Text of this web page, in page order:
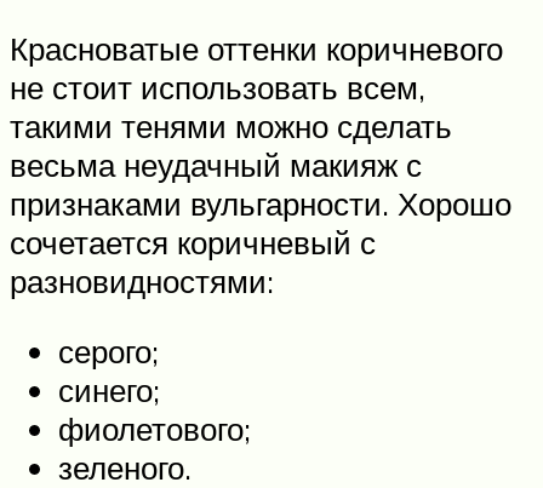
Красноватые оттенки коричневого
не стоит использовать всем,
такими тенями можно сделать
весьма неудачный макияж с
признаками вульгарности. Хорошо
сочетается коричневый с
разновидностями:
серого;
синего;
фиолетового;
зеленого.